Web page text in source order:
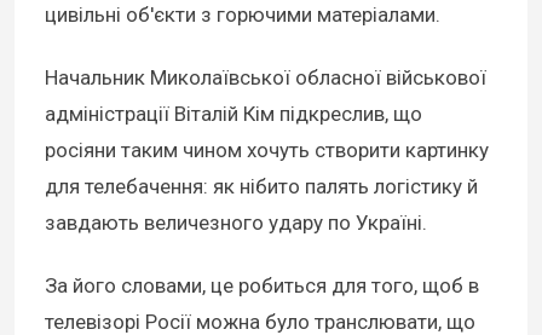
цивільні об'єкти з горючими матеріалами.
Начальник Миколаївської обласної військової
адміністрації Віталій Кім підкреслив, що
росіяни таким чином хочуть створити картинку
для телебачення: як нібито палять логістику й
завдають величезного удару по Україні.
За його словами, це робиться для того, щоб в
телевізорі Росії можна було транслювати, що